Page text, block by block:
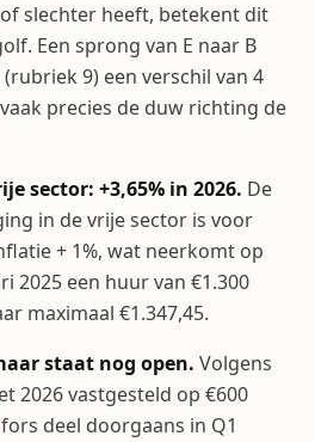
slechter heeft, betekent dit
Een sprong van E naar B
9) een verschil van 4
precies de duw richting de
sector: +3,65% in 2026. De
in de vrije sector is voor
+ 1%, wat neerkomt op
2025 een huur van €1.300
maximaal €1.347,45.
staat nog open. Volgens
2026 vastgesteld op €600
deel doorgaans in Q1